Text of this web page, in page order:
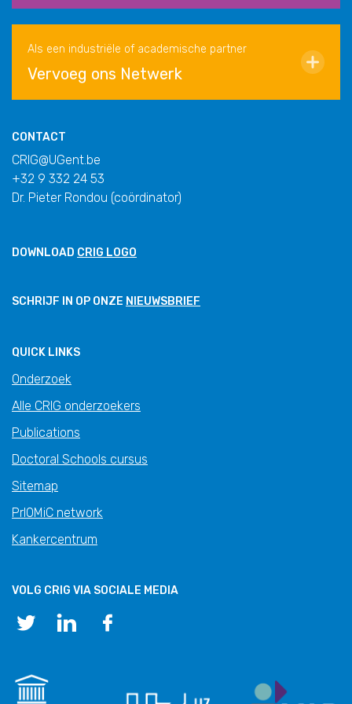
Als een industriële of academische partner
Vervoeg ons Netwerk
CONTACT
CRIG@UGent.be
+32 9 332 24 53
Dr. Pieter Rondou (coördinator)
DOWNLOAD CRIG LOGO
SCHRIJF IN OP ONZE NIEUWSBRIEF
QUICK LINKS
Onderzoek
Alle CRIG onderzoekers
Publications
Doctoral Schools cursus
Sitemap
PrIOMiC network
Kankercentrum
VOLG CRIG VIA SOCIALE MEDIA